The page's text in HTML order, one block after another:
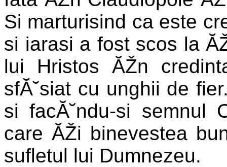
Si marturisind ca este
si iarasi a fost scos la
lui Hristos ĂŽn
sfĂ˘siat cu unghii de
si facĂ˘ndu-si semnul
care ĂŽi binevestea
sufletul lui Dumnezeu.